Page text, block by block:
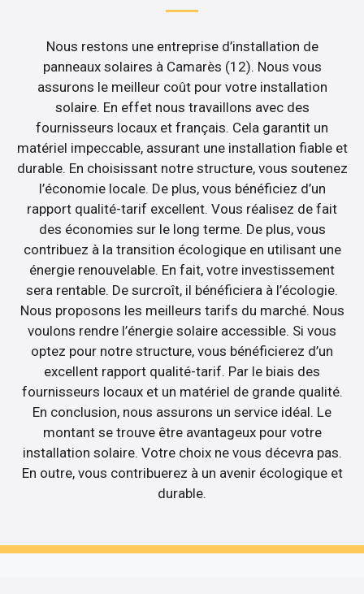
Nous restons une entreprise d’installation de
panneaux solaires à Camarès (12). Nous vous
assurons le meilleur coût pour votre installation
solaire. En effet nous travaillons avec des
fournisseurs locaux et français. Cela garantit un
matériel impeccable, assurant une installation fiable et
durable. En choisissant notre structure, vous soutenez
l’économie locale. De plus, vous bénéficiez d’un
rapport qualité-tarif excellent. Vous réalisez de fait
des économies sur le long terme. De plus, vous
contribuez à la transition écologique en utilisant une
énergie renouvelable. En fait, votre investissement
sera rentable. De surcroît, il bénéficiera à l’écologie.
Nous proposons les meilleurs tarifs du marché. Nous
voulons rendre l’énergie solaire accessible. Si vous
optez pour notre structure, vous bénéficierez d’un
excellent rapport qualité-tarif. Par le biais des
fournisseurs locaux et un matériel de grande qualité.
En conclusion, nous assurons un service idéal. Le
montant se trouve être avantageux pour votre
installation solaire. Votre choix ne vous décevra pas.
En outre, vous contribuerez à un avenir écologique et
durable.